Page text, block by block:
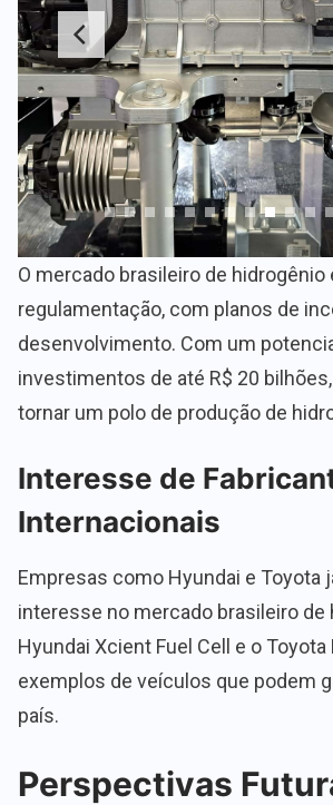
O mercado brasileiro de
regulamentação, com planos de
desenvolvimento. Com um
investimentos de até R$ 20
tornar um polo de produção de
Interesse de
Internacionais
Empresas como Hyundai e Toyota
interesse no mercado brasileiro de
Hyundai Xcient Fuel Cell e o Toyota
exemplos de veículos que podem
país.
Perspectivas